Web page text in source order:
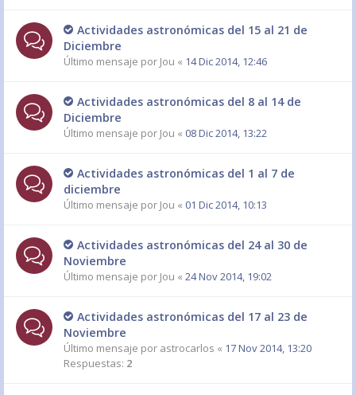
Actividades astronómicas del 15 al 21 de
Diciembre
Último mensaje por Jou « 14 Dic 2014, 12:46
Actividades astronómicas del 8 al 14 de
Diciembre
Último mensaje por Jou « 08 Dic 2014, 13:22
Actividades astronómicas del 1 al 7 de
diciembre
Último mensaje por Jou « 01 Dic 2014, 10:13
Actividades astronómicas del 24 al 30 de
Noviembre
Último mensaje por Jou « 24 Nov 2014, 19:02
Actividades astronómicas del 17 al 23 de
Noviembre
Último mensaje por astrocarlos « 17 Nov 2014, 13:20
Respuestas: 2